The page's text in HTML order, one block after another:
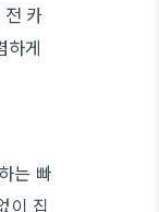
전 카
하게
는 빠
이 집